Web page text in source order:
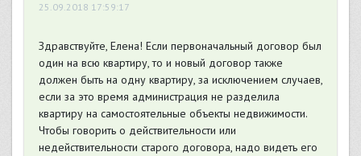
25.09.2018 17:59:17
Здравствуйте, Елена! Если первоначальный договор был
один на всю квартиру, то и новый договор также
должен быть на одну квартиру, за исключением случаев,
если за это время администрация не разделила
квартиру на самостоятельные объекты недвижимости.
Чтобы говорить о действительности или
недействительности старого договора, надо видеть его